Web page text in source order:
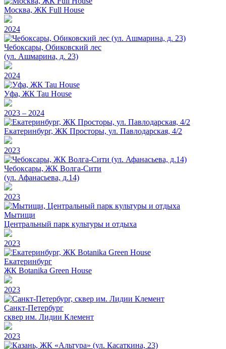
Москва, ЖК Full House
2024
Чебоксары, Обиковский лес
(ул. Ашмарина, д. 23)
2024
Уфа, ЖК Tau House
2023 – 2024
Екатеринбург, ЖК Просторы, ул. Павлодарская, 4/2
2023
Чебоксары, ЖК Волга-Сити
(ул. Афанасьева, д.14)
2023
Мытищи
Центральный парк культуры и отдыха
2023
Екатеринбург
ЖК Botanika Green House
2023
Санкт-Петербург
сквер им. Лидии Клемент
2023